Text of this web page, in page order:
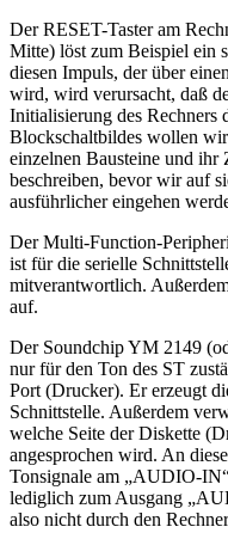
Der RESET-Taster am
Mitte) löst zum Beispiel ein
diesen Impuls, der über
wird, wird verursacht, daß
Initialisierung des Rechners
Blockschaltbildes wollen
einzelnen Bausteine und ihr
beschreiben, bevor wir auf
ausführlicher eingehen
Der Multi-Function-
ist für die serielle
mitverantwortlich.
auf.
Der Soundchip YM 2149
nur für den Ton des ST
Port (Drucker). Er erzeugt
Schnittstelle. Außerdem
welche Seite der Diskette
angesprochen wird. An
Tonsignale am „AUDIO-
lediglich zum Ausgang
also nicht durch den